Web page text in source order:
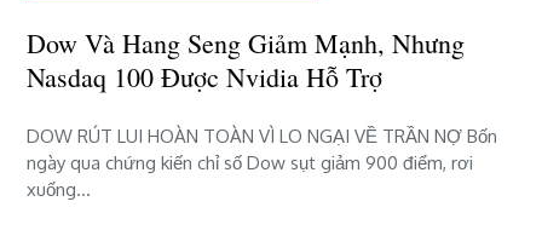
100
được
Nvidia
trợ
Dow Và Hang Seng Giảm Mạnh, Nhưng
Nasdaq 100 Được Nvidia Hỗ Trợ
DOW RÚT LUI HOÀN TOÀN VÌ LO NGẠI VỀ TRẦN NỢ Bốn
ngày qua chứng kiến ​​chỉ số Dow sụt giảm 900 điểm, rơi
xuống…